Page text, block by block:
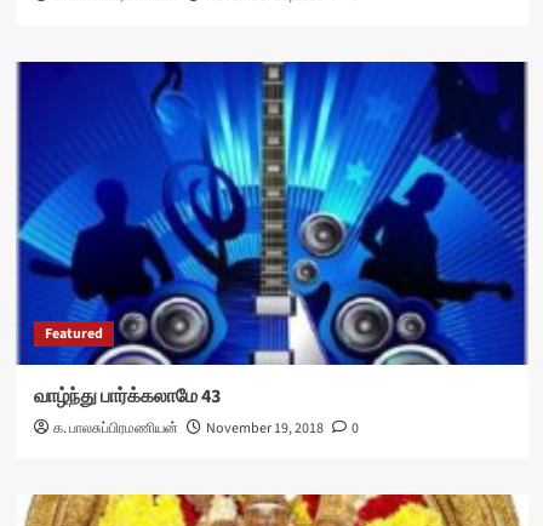
Featured
வாழ்ந்து பார்க்கலாமே 43
க. பாலசுப்பிரமணியன் November 19, 2018 0